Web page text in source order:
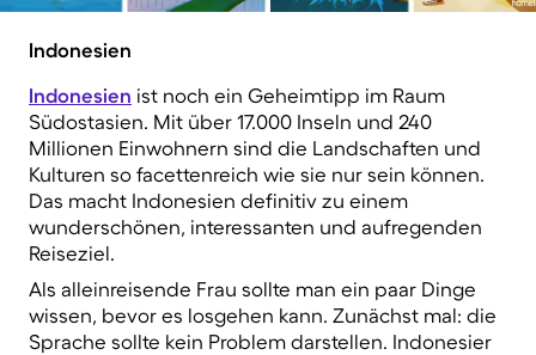
Indonesien
Indonesien ist noch ein Geheimtipp im Raum
Südostasien. Mit über 17.000 Inseln und 240
Millionen Einwohnern sind die Landschaften und
Kulturen so facettenreich wie sie nur sein können.
Das macht Indonesien definitiv zu einem
wunderschönen, interessanten und aufregenden
Reiseziel.
Als alleinreisende Frau sollte man ein paar Dinge
wissen, bevor es losgehen kann. Zunächst mal: die
Sprache sollte kein Problem darstellen. Indonesier